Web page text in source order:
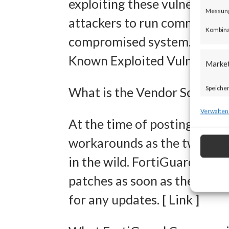
zur
exploiting these
attackers to run commands
compromised system. Both
Known Exploited
What is the Vendor
At the time of posting, there
workarounds as the two
in the wild. FortiGuard
patches as soon as they are
for any updates. [ Link ]